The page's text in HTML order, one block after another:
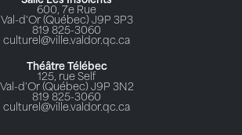
600, 7e Rue
Val-d'Or (Québec) J9P 3P3
819 825-3060
culturel@ville.valdor.qc.ca
Théâtre Télébec
125, rue Self
Val-d'Or (Québec) J9P 3N2
819 825-3060
culturel@ville.valdor.qc.ca